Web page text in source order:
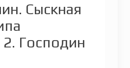
Сыскная
Господин